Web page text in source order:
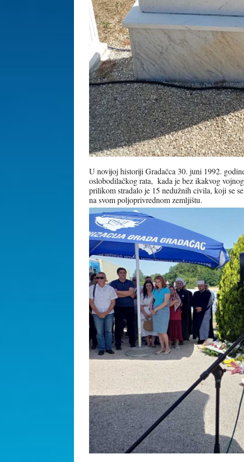
U novijoj historiji Gradačca 30. juni 1992.
oslobodilačkog rata, kada je bez ikakvog
prilikom stradalo je 15 nedužnih civila, koji se
na svom poljoprivrednom zemljištu.